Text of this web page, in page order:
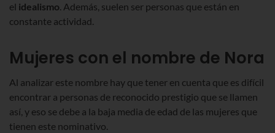
el idealismo. Además, suelen ser personas que están en
constante actividad.
Mujeres con el nombre de Nora
Al analizar este nombre hay que tener en cuenta que es difícil
encontrar a personas de reconocido prestigio que se llamen
así, y eso se debe a la baja media de edad de las mujeres que
tienen este nominativo.